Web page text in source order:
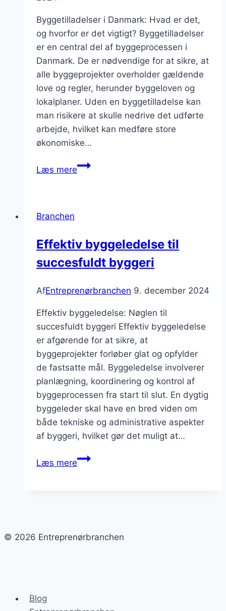
Byggetilladelser i Danmark: Hvad er det,
og hvorfor er det vigtigt? Byggetilladelser
er en central del af byggeprocessen i
Danmark. De er nødvendige for at sikre, at
alle byggeprojekter overholder gældende
love og regler, herunder byggeloven og
lokalplaner. Uden en byggetilladelse kan
man risikere at skulle nedrive det udførte
arbejde, hvilket kan medføre store
økonomiske…
Læs mereByggetilladelser
processen
Branchen
Effektiv byggeledelse til
succesfuldt byggeri
AfEntreprenørbranchen 9. december 2024
Effektiv byggeledelse: Nøglen til
succesfuldt byggeri Effektiv byggeledelse
er afgørende for at sikre, at
byggeprojekter forløber glat og opfylder
de fastsatte mål. Byggeledelse involverer
planlægning, koordinering og kontrol af
byggeprocessen fra start til slut. En dygtig
byggeleder skal have en bred viden om
både tekniske og administrative aspekter
af byggeri, hvilket gør det muligt at…
Læs mereEffektiv
© 2026 Entreprenørbranchen
Blog